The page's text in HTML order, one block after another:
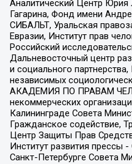
Аналитический Центр
Гагарина, Фонд имени
СИБАЛЬТ, Уральская
Евразии, Институт прав
Российский
Дальневосточный центр
и социального
независимых
АКАДЕМИЯ ПО ПРАВАМ
некоммерческих
Калининграде Совета
Гражданское содействие,
Центр Защиты Прав
Институт развития прессы
Санкт-Петербурге Совета